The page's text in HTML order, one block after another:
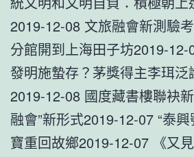
2019-12-08 文旅融會新測驗
分館開到上海田子坊2019-
發明施蟄存？茅獎得主李珥泛
2019-12-08 國度藏書樓聯袂
融會”新形式2019-12-07 “泰
寶重回故鄉2019-12-07 《又